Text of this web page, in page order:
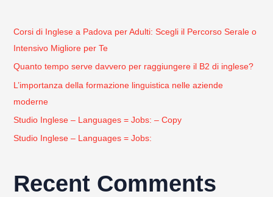
:Corsi di Inglese a Padova per Adulti: Scegli il Percorso Serale o
Intensivo Migliore per Te
Quanto tempo serve davvero per raggiungere il B2 di inglese?
L’importanza della formazione linguistica nelle aziende
moderne
Studio Inglese – Languages = Jobs: – Copy
Studio Inglese – Languages = Jobs:
Recent Comments